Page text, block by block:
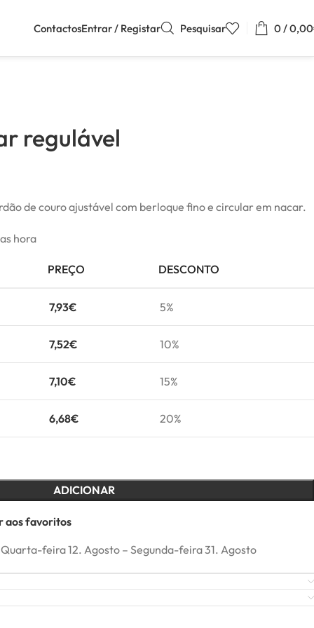
ContactosEntrar / Registar Pesquisar 0/0,00
regulável
de couro ajustável com berloque fino e circular em nacar.
hora
PREÇO DESCONTO
7,93€ 5%
7,52€ 10%
7,10€ 15%
6,68€ 20%
ADICIONAR
aos favoritos
feira 12. Agosto – Segunda-feira 31. Agosto